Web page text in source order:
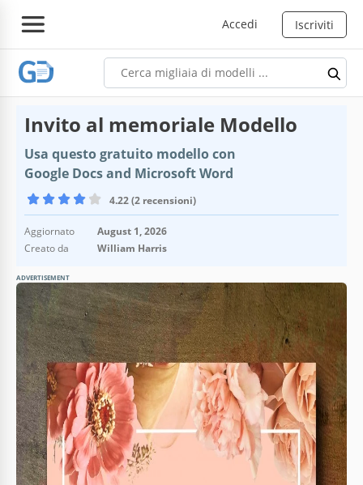
Accedi Iscriviti
Invito al memoriale Modello
Usa questo gratuito modello con
Google Docs and Microsoft Word
4.22 (2 recensioni)
Aggiornato
August 1, 2026
Creato da
William Harris
ADVERTISEMENT